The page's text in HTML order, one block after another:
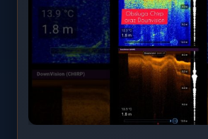
CÂMARA
TUDO
NUM
SÓ!